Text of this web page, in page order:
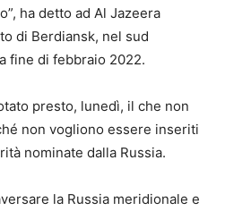
ha detto ad Al Jazeera
di Berdiansk, nel sud
fine di febbraio 2022.
presto, lunedì, il che non
non vogliono essere inseriti
nominate dalla Russia.
la Russia meridionale e